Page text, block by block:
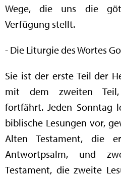
Wege, die uns die
Verfügung stellt.
- Die Liturgie des Wortes
Sie ist der erste Teil der
mit dem zweiten Teil,
fortfährt. Jeden Sonntag
biblische Lesungen vor,
Alten Testament, die
Antwortpsalm, und
Testament, die zweite